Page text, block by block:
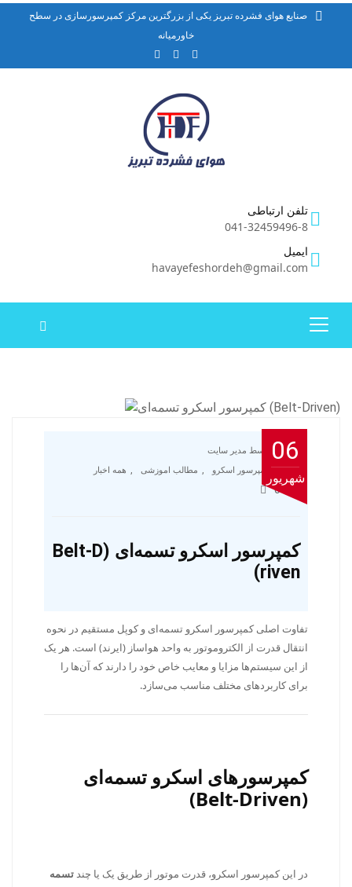
صنایع هوای فشرده تبریز یکی از بزرگترین مرکز کمپرسورسازی در سطح
خاورمیانه
تلفن ارتباطی
041-32459496-8
ایمیل
havayefeshordeh@gmail.com
06
شهریور
توسط مدیر سایت
کمپرسور اسکرو
مطالب اموزشی همه اخبار
0
کمپرسور اسکرو تسمه‌ای (Belt-D
riven)
تفاوت اصلی کمپرسور اسکرو تسمه‌ای و کوپل مستقیم در نحوه
انتقال قدرت از الکتروموتور به واحد هواساز (ایرند) است. هر یک
از این سیستم‌ها مزایا و معایب خاص خود را دارند که آن‌ها را
برای کاربردهای مختلف مناسب می‌سازد.
کمپرسورهای اسکرو تسمه‌ای
(Belt-Driven)
در این کمپرسور اسکرو، قدرت موتور از طریق یک یا چندتسمه